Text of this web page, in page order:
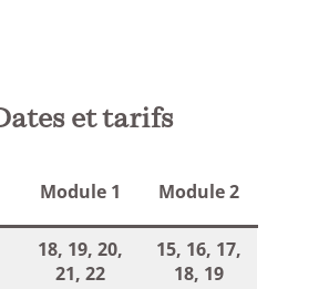
et tarifs
Module 1 Module 2
18, 19, 20,
21, 22
15, 16, 17,
18, 19